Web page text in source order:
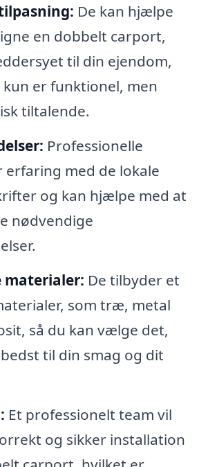
De kan hjælpe
en dobbelt carport,
til din ejendom,
kun er funktionel, men
tiltalende.
Professionelle
med de lokale
og kan hjælpe med at
nødvendige
materialer: De tilbyder et
som træ, metal
så du kan vælge det,
til din smag og dit
Et professionelt team vil
og sikker installation